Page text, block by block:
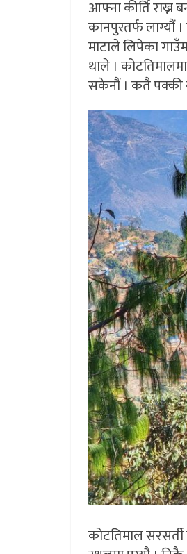
आफ्ना कीर्ति राख्न
कानपुरतर्फ लाग्यौं
माटाले लिपेका
थाले ।
सकेनौं । कतै पक्की
कोटतिमाल सरसर्ती